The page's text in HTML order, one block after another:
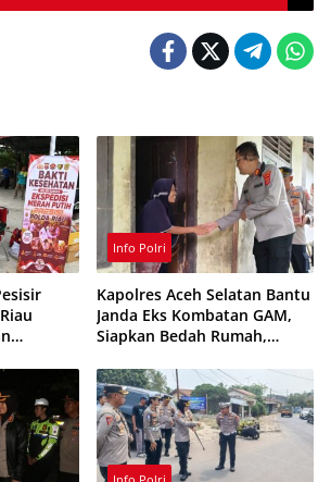
Info Polri
Kapolres Aceh Selatan Bantu
Janda Eks Kombatan GAM,
Siapkan Bedah Rumah,
Usaha